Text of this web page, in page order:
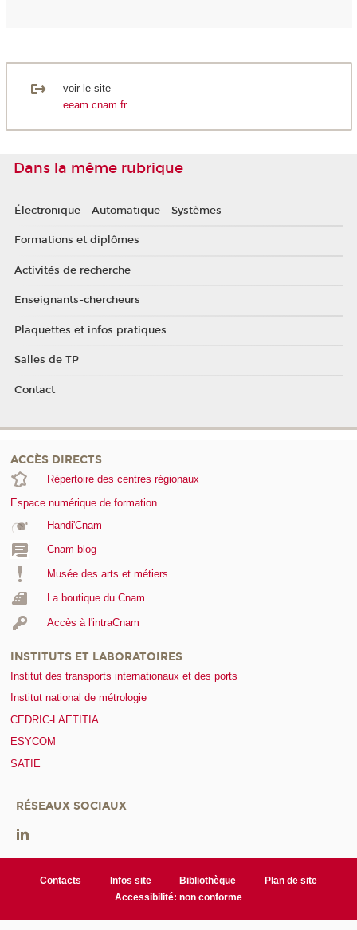
voir le site
eeam.cnam.fr
Dans la même rubrique
Électronique - Automatique - Systèmes
Formations et diplômes
Activités de recherche
Enseignants-chercheurs
Plaquettes et infos pratiques
Salles de TP
Contact
ACCÈS DIRECTS
Répertoire des centres régionaux
Espace numérique de formation
Handi'Cnam
Cnam blog
Musée des arts et métiers
La boutique du Cnam
Accès à l'intraCnam
INSTITUTS ET LABORATOIRES
Institut des transports internationaux et des ports
Institut national de métrologie
CEDRIC-LAETITIA
ESYCOM
SATIE
RÉSEAUX SOCIAUX
Contacts Infos site Bibliothèque
Plan de site
Accessibilité: non conforme